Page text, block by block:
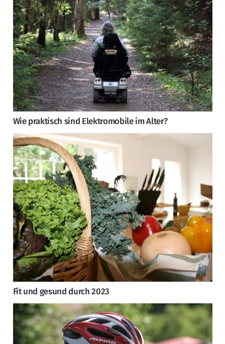
Wie praktisch sind Elektromobile im Alter?
Fit und gesund durch 2023